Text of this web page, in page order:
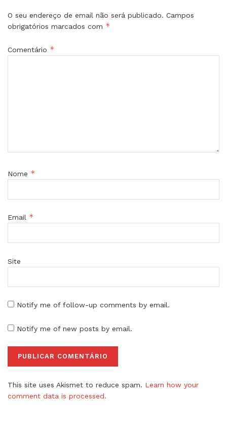
O seu endereço de email não será publicado. Campos
obrigatórios marcados com *
Comentário *
Nome *
Email *
Site
Notify me of follow-up comments by email.
Notify me of new posts by email.
This site uses Akismet to reduce spam. Learn how your
comment data is processed.